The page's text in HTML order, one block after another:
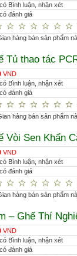
Bình luận, nhận xét
đánh giá
hàng bán sản phẩm
Tủ thao tác
VND
Bình luận, nhận xét
đánh giá
hàng bán sản phẩm
Vòi Sen Khẩn
VND
Bình luận, nhận xét
đánh giá
hàng bán sản phẩm
– Ghế Thí
VND
Bình luận, nhận xét
đánh giá